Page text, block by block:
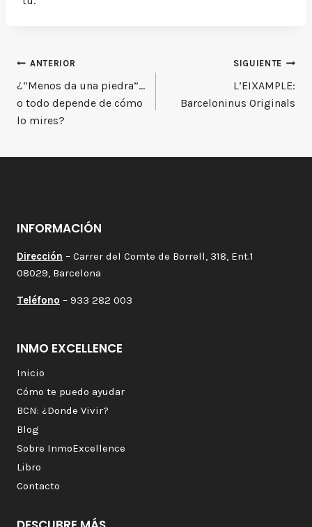
Navegación
de
entradas
ANTERIOR
¿“Menos da una piedra”…
o todo depende de cómo
lo mires?
SIGUIENTE
L’EIXAMPLE:
Barceloninus Originals
INFORMACIÓN
Dirección – Carrer del Comte de Borrell, 318, Ent.1
08029, Barcelona
Teléfono – 933 282 003
INMO EXCELLENCE
Inicio
Cómo te puedo ayudar
BCN: ¿Donde Vivir?
Blog
Sobre InmoExcellence
Libro
Contacto